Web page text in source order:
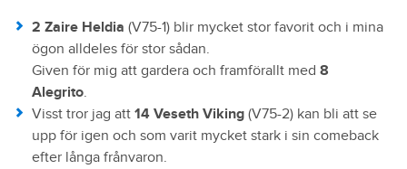
2 Zaire Heldia (V75-1) blir mycket stor favorit och i mina
ögon alldeles för stor sådan.
Given för mig att gardera och framförallt med 8
Alegrito.
Visst tror jag att 14 Veseth Viking (V75-2) kan bli att se
upp för igen och som varit mycket stark i sin comeback
efter långa frånvaron.